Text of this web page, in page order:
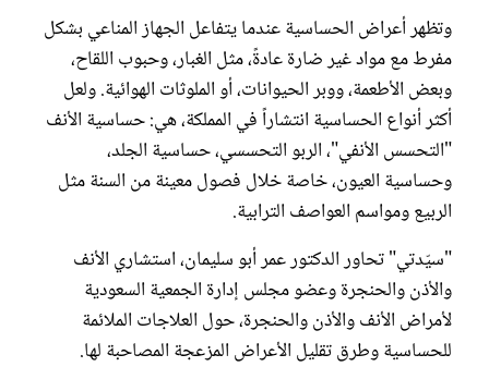
وتظهر أعراض الحساسية عندما يتفاعل الجهاز المناعي بشكل
مفرط مع مواد غير ضارة عادةً، مثل الغبار، وحبوب اللقاح،
وبعض الأطعمة، ووبر الحيوانات، أو الملوثات الهوائية. ولعل
أكثر أنواع الحساسية انتشاراً في المملكة، هي: حساسية الأنف
"التحسس الأنفي"، الربو التحسسي، حساسية الجلد،
وحساسية العيون، خاصة خلال فصول معينة من السنة مثل
الربيع ومواسم العواصف الترابية.
"سيّدتي" تحاور الدكتور عمر أبو سليمان، استشاري الأنف
والأذن والحنجرة وعضو مجلس إدارة الجمعية السعودية
لأمراض الأنف والأذن والحنجرة، حول العلاجات الملائمة
للحساسية وطرق تقليل الأعراض المزعجة المصاحبة لها.
غلاف رفمي